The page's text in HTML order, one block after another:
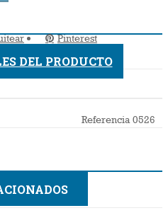
Pinterest
DEL PRODUCTO
Referencia 0526